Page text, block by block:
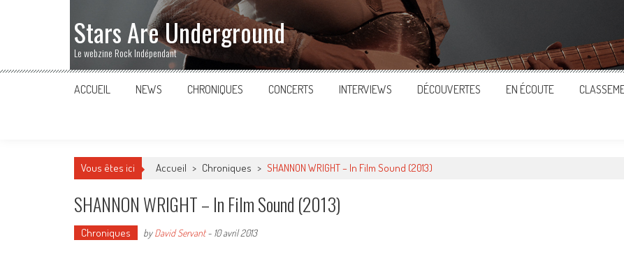
Stars Are Underground
Le webzine Rock Indépendant
ACCUEIL NEWS CHRONIQUES CONCERTS INTERVIEWS DÉCOUVERTES EN ÉCOUTE
Vous êtes ici Accueil > Chroniques > SHANNON WRIGHT – In Film Sound (2013)
SHANNON WRIGHT – In Film Sound (2013)
Chroniques byDavid Servant- 10 avril 2013